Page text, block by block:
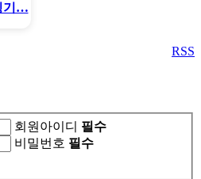
기…
RSS
회원아이디 필수
비밀번호 필수